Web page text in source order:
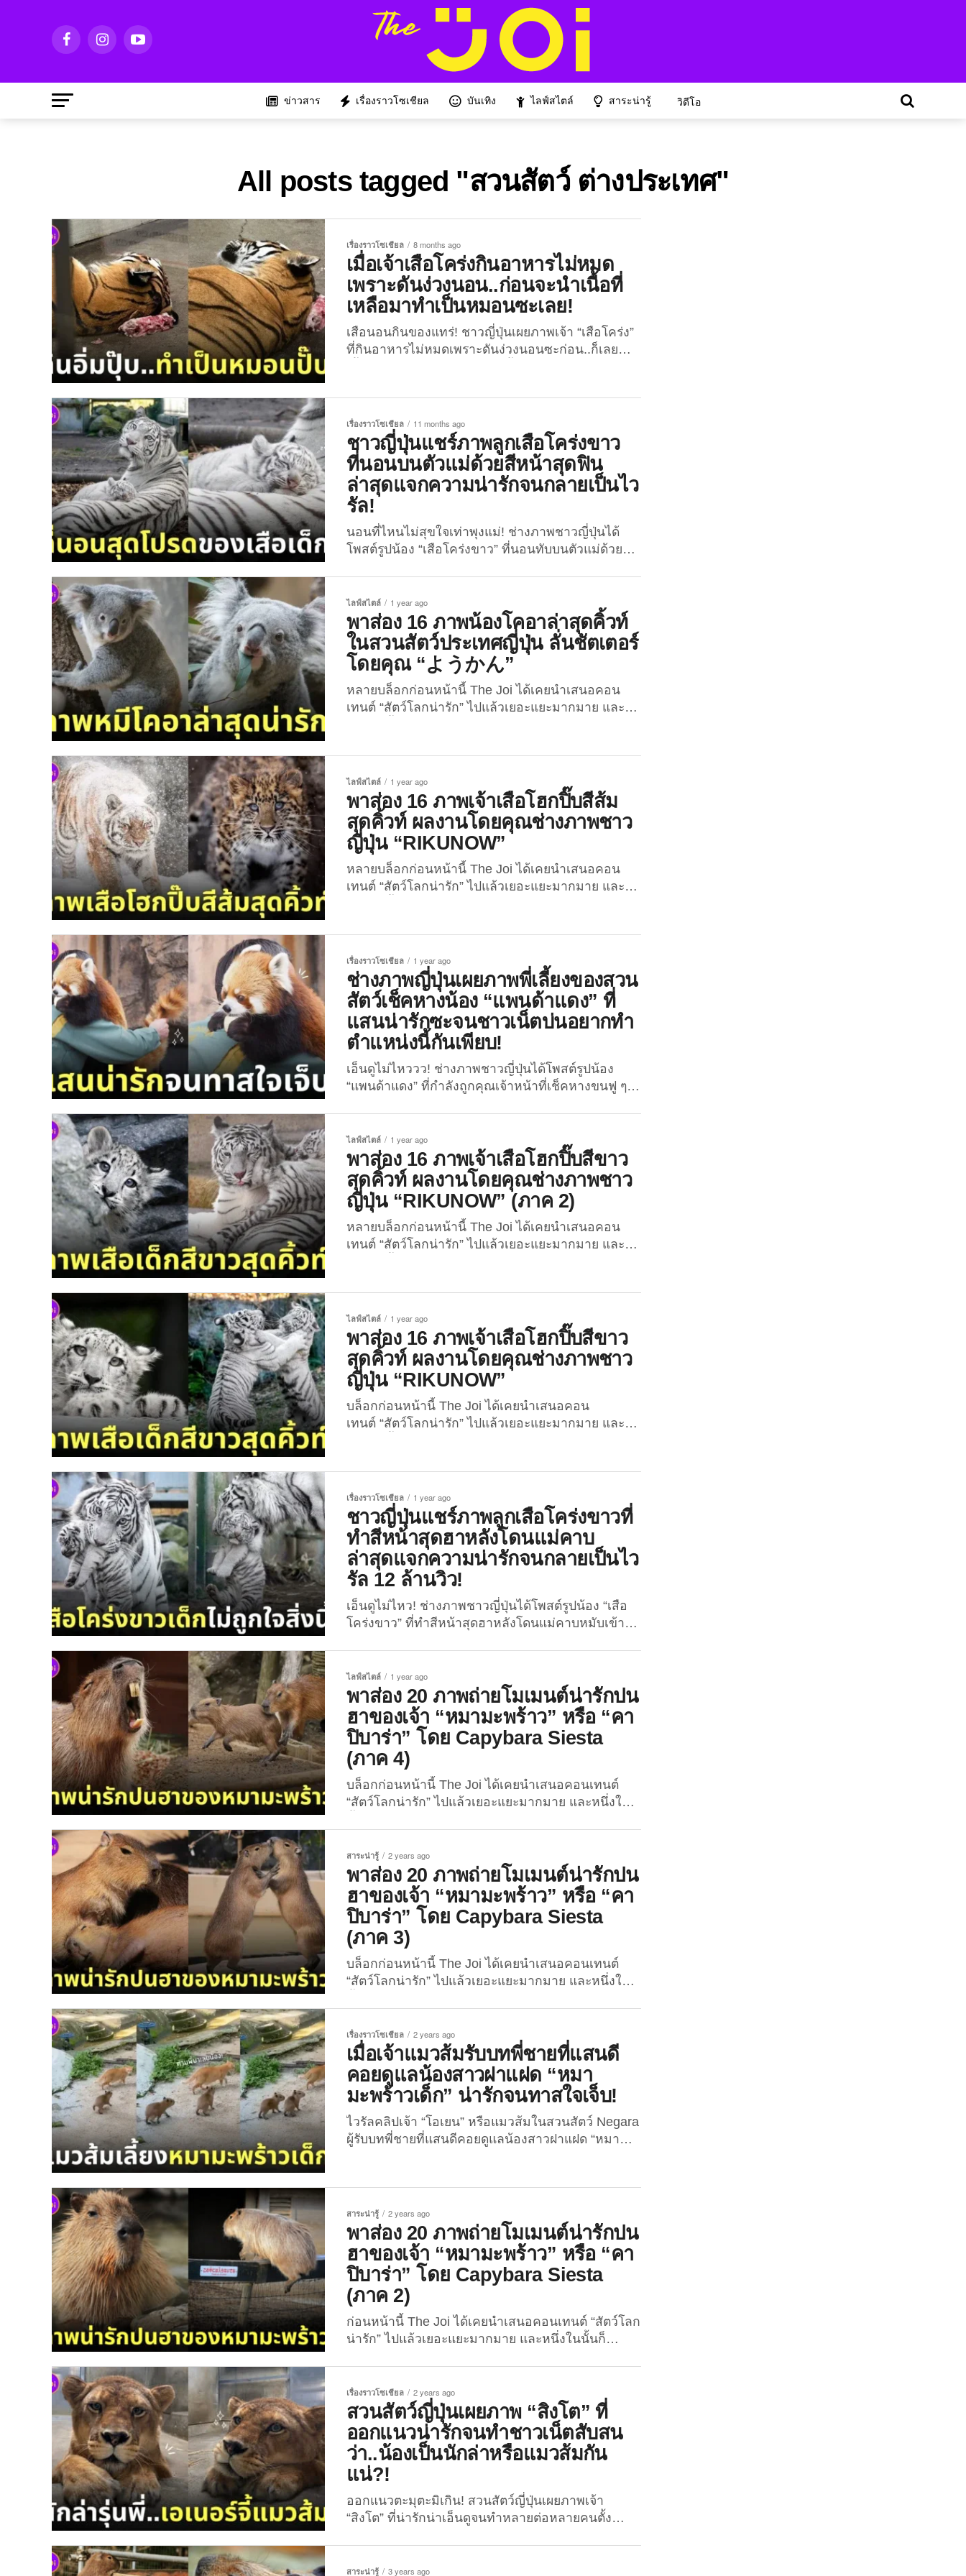
ข่าวสาร เรื่องราวโซเชียล บันเทิง ไลฟ์สไตล์ สาระน่ารู้ วิดีโอ
All posts tagged "สวนสัตว์ ต่างประเทศ"
เรื่องราวโซเชียล 8 months ago
เมื่อเจ้าเสือโคร่งกินอาหารไม่หมด
เพราะดันง่วงนอน..ก่อนจะนำเนื้อที่
เหลือมาทำเป็นหมอนซะเลย!
เสือนอนกินของแทร่! ชาวญี่ปุ่นเผยภาพเจ้า “เสือโคร่ง”
ที่กินอาหารไม่หมดเพราะดันง่วงนอนซะก่อน..ก็เลยนำ
ภาพถ่ายเจ้า “เสือโคร่ง” ขี้เซาในสวนสัตว์ญี่ปุ่นแห่งหนึ่ง
ที่กินอาหารไม่หมดเพราะดูเหมือนว่าจะง่วงนอนซะ
ก่อน..ก็เลยนำเนื้อที่เหลือมาทำเป็นหมอนเค้ง ๆ โชว์นุด
ซะอย่างนั้น เมื่อไม่กี่วันที่ผ่านมา (21 พฤศจิกายน
2025) เจ้าของแอคเคาท์ X: @ojun_ ผู้ที่มักจะแชร์คอน
เทนต์สัตว์โลกในสวนสัตว์ญี่ปุ่น ได้โพสต์ภาพความ
ขี้เซาของเจ้า “อาซามะ” เจ้าเสือโคร่งแห่งสวนสัตว์
เมืองคุชิโระ ซึ่งเผยให้เห็นโมเมนต์ที่น้องเขากำลังนอน
หลับสบายฝันดีสุด...
เรื่องราวโซเชียล 11 months ago
ชาวญี่ปุ่นแชร์ภาพลูกเสือโคร่งขาว
ที่นอนบนตัวแม่ด้วยสีหน้าสุดฟิน
ล่าสุดแจกความน่ารักจนกลายเป็นไว
รัล!
นอนที่ไหนไม่สุขใจเท่าพุงแม่! ช่างภาพชาวญี่ปุ่นได้
โพสต์รูปน้อง “เสือโคร่งขาว” ที่นอนทับบนตัวแม่ด้วยสีห
แดนปลาดิบอีกเช่นเคย สำหรับเซ็ตภาพถ่ายเจ้า “ลูกเสือ
โคร่งขาว” ตัวน้อยในสวนสัตว์ญี่ปุ่น ที่นอกจากก่อนหน้า
นี้น้องจะกลายเป็นไวรัลเพราะทำสีหน้าปั่น ๆ ตอนโดน
แม่คาบไปแล้ว ล่าสุดน้องเขาก็ทำให้เหล่าชาวเน็ตใจ
เหลวกันอีกครั้ง หลังโชว์โมเมนต์นอนทับบนตัวแม่ด้วย
สีหน้าสุดฟิน เรียกว่าเป็นคอนเทนต์ที่เมดมายเดย์ให้กับ
ทุกคนไม่น้อยเลยทีเดียว! คุณช่างภาพ “RIKUNOW”
ไลฟ์สไตล์ 1 year ago
พาส่อง 16 ภาพน้องโคอาล่าสุดคิ้วท์
ในสวนสัตว์ประเทศญี่ปุ่น ลั่นชัตเตอร์
โดยคุณ “ようかん”
หลายบล็อกก่อนหน้านี้ The Joi ได้เคยนำเสนอคอน
เทนต์ “สัตว์โลกน่ารัก” ไปแล้วเยอะแยะมากมาย และ
หนักพร้อมกับตุ๊กตาฝาแฝดของตัวเอง” รวมถึง “ภาพ
ความน่ารักของแม่ลูกโคอาล่าที่ตัวติดกันตลอดเวลา”
ซึ่งดูเหมือนว่าจะเป็นคอนเทนต์ที่ถูกอกถูกใจทุกคนกัน
อยู่ไม่น้อย เพราะงั้นวันนี้พวกเราก็จะพาเพื่อน ๆ มาส่อง
ภาพสิ่งมีชีวิตที่น่ารักม้อบแม้บกันอีกครั้ง ใน 16 ภาพ
น้องโคอาล่าสุดคิ้วท์ในสวนสัตว์ประเทศญี่ปุ่น ที่ลั่น
ชัตเตอร์โดยคุณ “ようかん” หรือเจ้าของแอคเคาท์ X:
@IilgM8M4OG56195 ผู้ชื่นชอบการถ่ายภาพเหล่าสัตว์
โลกน่ารักของสวนสัตว์และสวนพฤกษศาสตร์ฮิกาชิยา
ความคิ้วท์ความฮาทั้งหมดนี้ไปพร้อมกันเลยยย! 1. น่า
ไลฟ์สไตล์ 1 year ago
พาส่อง 16 ภาพเจ้าเสือโฮกปิ๊บสีส้ม
สุดคิ้วท์ ผลงานโดยคุณช่างภาพชาว
ญี่ปุ่น “RIKUNOW”
หลายบล็อกก่อนหน้านี้ The Joi ได้เคยนำเสนอคอน
เทนต์ “สัตว์โลกน่ารัก” ไปแล้วเยอะแยะมากมาย และ
ความน่ารักสดใสจนเกือบลืมไปว่าเป็นนักล่า” รวมถึง
“ภาพเจ้าเสือโฮกปิ๊บสีขาวสุดคิ้วท์” กว่าอีก 2 ภาค ซึ่งดู
เหมือนว่าจะเป็นคอนเทนต์ที่ถูกอกถูกใจทุกคนกันอยู่ไม่
น้อย เพราะงั้นวันนี้พวกเราก็จะพาเพื่อน ๆ มาส่องภาพ
สิ่งมีชีวิตที่น่ารักแต่เป็นนักล่ากันอีกครั้ง ใน 16 ภาพเจ้า
เสือโฮกปิ๊บสีส้มสุดคิ้วท์ ที่ลั่นชัตเตอร์โดยคุณช่างภาพ
ชาวญี่ปุ่น “RIKUNOW” หรือเจ้าของแอคเคา
ท์ X: @rikunow ที่มีผู้ติดตามกว่า 8.8 หมื่นคน ซึ่งงาน
อดิเรกของเขาคือการเดินทางไปเที่ยวสวนสัตว์หลาย ๆ
แห่งในญี่ปุ่นและถ่ายภาพเสือในอิริยาบถน่ารัก...
เรื่องราวโซเชียล 1 year ago
ช่างภาพญี่ปุ่นเผยภาพพี่เลี้ยงของสวน
สัตว์เช็คหางน้อง “แพนด้าแดง” ที่
แสนน่ารักซะจนชาวเน็ตบ่นอยากทำ
ตำแหน่งนี้กันเพียบ!
เอ็นดูไม่ไหววว! ช่างภาพชาวญี่ปุ่นได้โพสต์รูปน้อง
“แพนด้าแดง” ที่กำลังถูกคุณเจ้าหน้าที่เช็คหางขนฟู ๆ
มาจากแดนปลาดิบอีกเช่นเคย สำหรับภาพถ่ายเจ้า
“แพนด้าแดง” แห่งสวนสัตว์โอจิในประเทศญี่ปุ่น ที่กำลัง
ถูกคุณเจ้าหน้าที่เช็คหางขนฟู ๆ ก่อนจะกลายเป็นไวรัล
เพราะเหล่าชาวเน็ตอยากเป็นพี่เลี้ยงให้น้องกันเป็นแถว
เป็นแนว เมื่อไม่นานมานี้ (วันที่ 3 เมษายน 2025)
คุณช่างภาพชาวญี่ปุ่นหรือเจ้าของแอคเคาท์ X:
@USASURIfuji4127 ผู้ที่มีงานอดิเรกคือการถ่ายภาพ
ไลฟ์สไตล์ 1 year ago
พาส่อง 16 ภาพเจ้าเสือโฮกปิ๊บสีขาว
สุดคิ้วท์ ผลงานโดยคุณช่างภาพชาว
ญี่ปุ่น “RIKUNOW” (ภาค 2)
หลายบล็อกก่อนหน้านี้ The Joi ได้เคยนำเสนอคอน
เทนต์ “สัตว์โลกน่ารัก” ไปแล้วเยอะแยะมากมาย และ
ความน่ารักสดใสจนเกือบลืมไปว่าเป็นนักล่า” รวมถึง
“ภาพเจ้าเสือโฮกปิ๊บสีขาวสุดคิ้วท์” ซึ่งดูเหมือนว่าจะ
เป็นคอนเทนต์ที่ถูกอกถูกใจทุกคนกันอยู่ไม่น้อย เพราะ
งั้นวันนี้พวกเราก็จะพาเพื่อน ๆ มาส่องภาพสิ่งมีชีวิตที่
น่ารักแต่เป็นนักล่ากันอีกครั้ง ใน 16 ภาพเจ้าเสือโฮกปิ๊บ
สีขาวสุดคิ้วท์ (ภาค 2) ที่ลั่นชัตเตอร์โดยคุณช่างภาพ
ชาวญี่ปุ่น “RIKUNOW” หรือเจ้าของแอคเคา
ท์ X: @rikunow ที่มีผู้ติดตามกว่า 8.7 หมื่นคน ซึ่งงาน
อดิเรกของเขาคือการเดินทางไปเที่ยวสวนสัตว์หลาย ๆ
ไลฟ์สไตล์ 1 year ago
พาส่อง 16 ภาพเจ้าเสือโฮกปิ๊บสีขาว
สุดคิ้วท์ ผลงานโดยคุณช่างภาพชาว
ญี่ปุ่น “RIKUNOW”
บล็อกก่อนหน้านี้ The Joi ได้เคยนำเสนอคอน
เทนต์ “สัตว์โลกน่ารัก” ไปแล้วเยอะแยะมากมาย และ
ความน่ารักสดใสจนเกือบลืมไปว่าเป็นนักล่า” ซึ่งดู
เหมือนว่าจะเป็นคอนเทนต์ที่ถูกอกถูกใจทุกคนกันอยู่ไม่
น้อย เพราะงั้นวันนี้พวกเราก็จะพาเพื่อน ๆ มาส่องภาพ
สิ่งมีชีวิตที่น่ารักแต่เป็นนักล่ากันอีกครั้ง ใน 16 ภาพเจ้า
เสือโฮกปิ๊บสีขาวสุดคิ้วท์ ที่ลั่นชัตเตอร์โดยคุณช่างภาพ
ชาวญี่ปุ่น “RIKUNOW” หรือเจ้าของแอคเคา
ท์ X: @rikunow ที่มีผู้ติดตามกว่า 8.7 หมื่นคน ซึ่งงาน
อดิเรกของเขาคือการเดินทางไปเที่ยวสวนสัตว์หลาย ๆ
แห่งในญี่ปุ่นและถ่ายภาพเสือในอิริยาบถน่ารัก ๆ เก็บไว้
เสมอ โดยเฉพาะเสือโคร่งและเสือดาวหิมะที่เขาชื่น
ชอบเป็นพิเศษ แต่สิ่งที่เป็นเสน่ห์ของภาพถ่ายคุณเขา
ออกมาอย่างน่าเอ็นดู...
เรื่องราวโซเชียล 1 year ago
ชาวญี่ปุ่นแชร์ภาพลูกเสือโคร่งขาวที่
ทำสีหน้าสุดฮาหลังโดนแม่คาบ
ล่าสุดแจกความน่ารักจนกลายเป็นไว
รัล 12 ล้านวิว!
เอ็นดูไม่ไหว! ช่างภาพชาวญี่ปุ่นได้โพสต์รูปน้อง “เสือ
โคร่งขาว” ที่ทำสีหน้าสุดฮาหลังโดนแม่คาบหมับเข้าให้
ดิบอีกเช่นเคย สำหรับเซ็ตภาพถ่ายเจ้า “ลูกเสือโคร่ง
ขาว” ตัวน้อยในสวนสัตว์ญี่ปุ่น ที่ทำสีหน้าปั่นสุด ๆ ตอน
โดนแม่คาบหมับเข้าให้ (ฟีลว่าไม่เอาอะไรแล้ววว)
เรียกว่าเป็นคอนเทนต์ที่เมดมายเดย์ให้กับทุกคนไม่น้อย
เลยทีเดียว! คุณช่างภาพ “RIKUNOW” หรือเจ้าของ
แอคเคาท์ X: @rikunow ผู้ที่มีงานอดิเรกคือการเดิน
ทางไปเที่ยวสวนสัตว์หลาย ๆ แห่งในญี่ปุ่นและถ่ายภาพ
เสือในอิริยาบถน่ารัก...
ไลฟ์สไตล์ 1 year ago
พาส่อง 20 ภาพถ่ายโมเมนต์น่ารักปน
ฮาของเจ้า “หมามะพร้าว” หรือ “คา
ปิบาร่า” โดย Capybara Siesta
(ภาค 4)
บล็อกก่อนหน้านี้ The Joi ได้เคยนำเสนอคอนเทนต์
“สัตว์โลกน่ารัก” ไปแล้วเยอะแยะมากมาย และหนึ่งใน
ทุกคนกันอยู่ไม่น้อย เพราะงั้นวันนี้พวกเราก็จะพาเพื่อน
ๆ มาส่องภาพสิ่งมีชีวิตที่ละม้ายคล้ายเจ้ามะหมาแต่มี
ขนอย่างกับกะลามะพร้าวอีกครั้ง ใน 20 ภาพถ่าย
โมเมนต์น่ารักปนฮาของเจ้า “หมามะพร้าว” หรือ “คาปิ
บาร่า” (ภาค 4) ที่ลั่นชัตเตอร์โดยคุณเจ้าของแอคเคาท์
“Capybara Siesta” ซึ่งคุณเขามักจะโพสต์ภาพถ่ายสุด
น่ารักของเจ้าก้อนคาปิบาร่าบน
แพลตฟอร์ม Facebook กับ Instagram อยู่เป็นประจำ
และเพื่อไม่ให้เสียเวลา..ตามไปดูความปั่นความฮา
ทั้งหมดนี้ไปพร้อมกันเลยยย! 1....
สาระน่ารู้ 2 years ago
พาส่อง 20 ภาพถ่ายโมเมนต์น่ารักปน
ฮาของเจ้า “หมามะพร้าว” หรือ “คา
ปิบาร่า” โดย Capybara Siesta
(ภาค 3)
บล็อกก่อนหน้านี้ The Joi ได้เคยนำเสนอคอนเทนต์
“สัตว์โลกน่ารัก” ไปแล้วเยอะแยะมากมาย และหนึ่งใน
ทุกคนกันอยู่ไม่น้อย เพราะงั้นวันนี้พวกเราก็จะพาเพื่อน
ๆ มาส่องภาพสิ่งมีชีวิตที่ละม้ายคล้ายเจ้ามะหมาแต่มี
ขนอย่างกับกะลามะพร้าวอีกครั้ง ใน 20 ภาพถ่าย
โมเมนต์น่ารักปนฮาของเจ้า “หมามะพร้าว” หรือ “คาปิ
บาร่า” (ภาค 3) ที่ลั่นชัตเตอร์โดยคุณเจ้าของแอคเคา
ท์ Capybara Siesta ซึ่งคุณเขามักจะโพสต์ภาพถ่ายสุด
น่ารักของเจ้าก้อนคาปิบาร่าบน
ทั้งหมดนี้ไปพร้อมกันเลยยย! 1. ทำเป็นเข้มมม ...
เรื่องราวโซเชียล 2 years ago
เมื่อเจ้าแมวส้มรับบทพี่ชายที่แสนดี
คอยดูแลน้องสาวฝาแฝด “หมา
มะพร้าวเด็ก” น่ารักจนทาสใจเจ็บ!
ไวรัลคลิปเจ้า “โอเยน” หรือแมวส้มในสวนสัตว์ Negara
ผู้รับบทพี่ชายที่แสนดีคอยดูแลน้องสาวฝาแฝด “หมา
ขึ้นที่สวนสัตว์ Negara ประเทศมาเลเซียอีกแล้ว โดย
เป็นเรื่องราวของ “โอเยน” หรือแมวส้มเจ้าเก่าเจ้าเดิมที่
แอบเนียนเข้าไปอยู่ร่วมกับแก๊งคาปิบาร่าหรือหมา
มะพร้าวจนทำให้โซนที่พวกเขาอยู่กลายเป็นจุดขายของ
ที่นี่ไปซะอย่างงั้น เมื่อช่วงปลายปีที่ผ่านมา (ธันวาคม
2023) สวนสัตว์ Negara ในประเทศมาเลเซีย เจ้าของ
แอคเคาท์ TikTok @znmzoonegara ที่มีผู้ติดตามกว่า
1.6 แสนคน...
สาระน่ารู้ 2 years ago
พาส่อง 20 ภาพถ่ายโมเมนต์น่ารักปน
ฮาของเจ้า “หมามะพร้าว” หรือ “คา
ปิบาร่า” โดย Capybara Siesta
(ภาค 2)
ก่อนหน้านี้ The Joi ได้เคยนำเสนอคอนเทนต์ “สัตว์โลก
น่ารัก” ไปแล้วเยอะแยะมากมาย และหนึ่งในนั้นก็
คนกันอยู่ไม่น้อย เพราะงั้นวันนี้พวกเราก็จะพาเพื่อน ๆ
มาส่องภาพสิ่งมีชีวิตที่ละม้ายคล้ายเจ้ามะหมาแต่มีขน
อย่างกับกะลามะพร้าวอีกครั้ง ใน 20 ภาพถ่ายโมเมนต์
น่ารักปนฮาของเจ้า “หมามะพร้าว” หรือ “คาปิบาร่า”
(ภาค 2) ที่ลั่นชัตเตอร์โดยคุณเจ้าของแอคเคา
ท์ Capybara Siesta ซึ่งคุณเขามักจะโพสต์ภาพถ่ายสุด
น่ารักของเจ้าก้อนคาปิบาร่าบน
แพลตฟอร์ม Facebook กับ Instagram อยู่เป็นประจำ
และเพื่อไม่ให้เสียเวลา..ตามไปดูความปั่นความฮา
ทั้งหมดนี้กันได้เลยยย! 1. รสชาติหิมะเป็นยังไงน้อออ?
เรื่องราวโซเชียล 2 years ago
สวนสัตว์ญี่ปุ่นเผยภาพ “สิงโต” ที่
ออกแนวน่ารักจนทำชาวเน็ตสับสน
ว่า..น้องเป็นนักล่าหรือแมวส้มกัน
แน่?!
ออกแนวตะมุตะมิเกิน! สวนสัตว์ญี่ปุ่นเผยภาพเจ้า
“สิงโต” ที่น่ารักน่าเอ็นดูจนทำหลายต่อหลายคนตั้ง
จากแดนอาทิตย์อุทัยอีกเช่นเคย สำหรับภาพถ่ายเจ้า “ไร
สาระน่ารู้ 3 years ago